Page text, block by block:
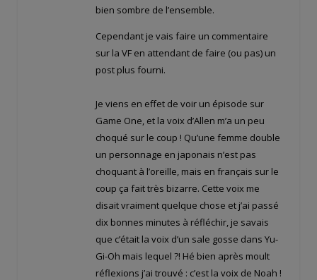
bien sombre de l’ensemble.
Cependant je vais faire un commentaire
sur la VF en attendant de faire (ou pas) un
post plus fourni.
Je viens en effet de voir un épisode sur
Game One, et la voix d’Allen m’a un peu
choqué sur le coup ! Qu’une femme double
un personnage en japonais n’est pas
choquant à l’oreille, mais en français sur le
coup ça fait très bizarre. Cette voix me
disait vraiment quelque chose et j’ai passé
dix bonnes minutes à réfléchir, je savais
que c’était la voix d’un sale gosse dans Yu-
Gi-Oh mais lequel ?! Hé bien après moult
réflexions j’ai trouvé : c’est la voix de Noah !